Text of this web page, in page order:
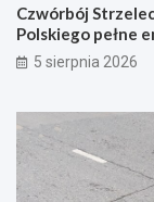
Czwórbój
Polskiego pełne
5 sierpnia 2026